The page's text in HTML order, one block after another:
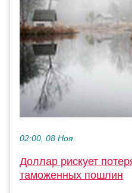
02:00, 08 Ноя
Доллар рискует
таможенных пошлин